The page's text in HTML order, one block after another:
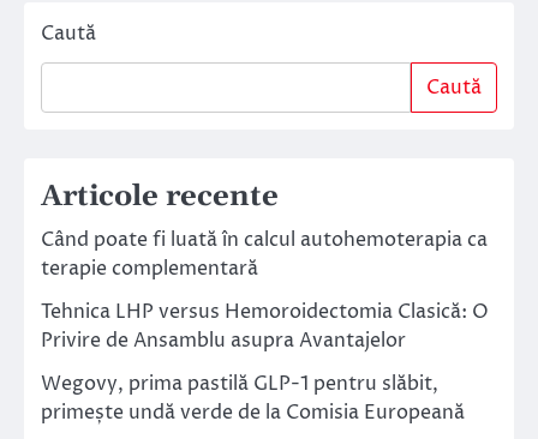
Caută
Caută
Articole recente
Când poate fi luată în calcul autohemoterapia ca
terapie complementară
Tehnica LHP versus Hemoroidectomia Clasică: O
Privire de Ansamblu asupra Avantajelor
Wegovy, prima pastilă GLP-1 pentru slăbit,
primește undă verde de la Comisia Europeană